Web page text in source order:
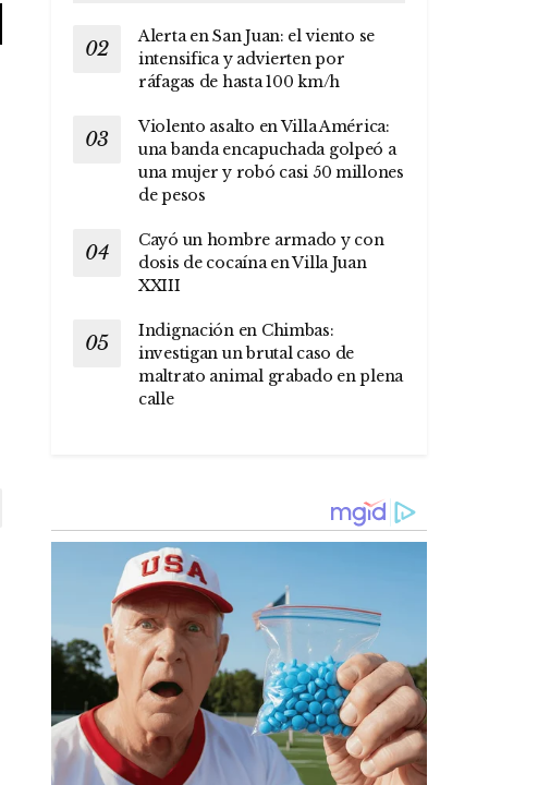
Alerta en San Juan: el viento se
intensifica y advierten por
ráfagas de hasta 100 km/h
Violento asalto en Villa América:
una banda encapuchada golpeó a
una mujer y robó casi 50 millones
de pesos
Cayó un hombre armado y con
dosis de cocaína en Villa Juan
XXIII
Indignación en Chimbas:
investigan un brutal caso de
maltrato animal grabado en plena
calle